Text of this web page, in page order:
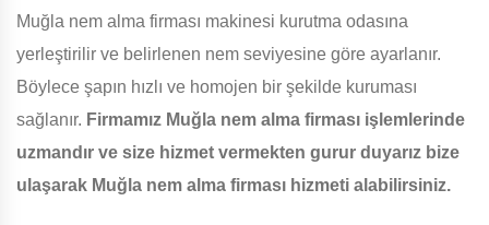
Muğla nem alma firması makinesi kurutma odasına
yerleştirilir ve belirlenen nem seviyesine göre ayarlanır.
Böylece şapın hızlı ve homojen bir şekilde kuruması
sağlanır. Firmamız Muğla nem alma firması işlemlerinde
uzmandır ve size hizmet vermekten gurur duyarız bize
ulaşarak Muğla nem alma firması hizmeti alabilirsiniz.